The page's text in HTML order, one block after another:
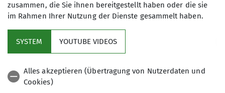
14
Aktuelles
zusammen, die Sie ihnen bereitgestellt haben oder die sie
im Rahmen Ihrer Nutzung der Dienste gesammelt haben.
SYSTEM YOUTUBE VIDEOS
Alles akzeptieren (Übertragung von Nutzerdaten und
Cookies)